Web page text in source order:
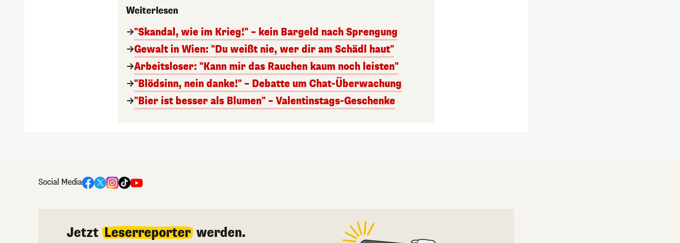
Weiterlesen
"Skandal, wie im Krieg!" – kein Bargeld nach Sprengung
Gewalt in Wien: "Du weißt nie, wer dir am Schädl haut"
Arbeitsloser: "Kann mir das Rauchen kaum noch leisten"
"Blödsinn, nein danke!" – Debatte um Chat-Überwachung
"Bier ist besser als Blumen" – Valentinstags-Geschenke
Social Media
Jetzt Leserreporter werden.